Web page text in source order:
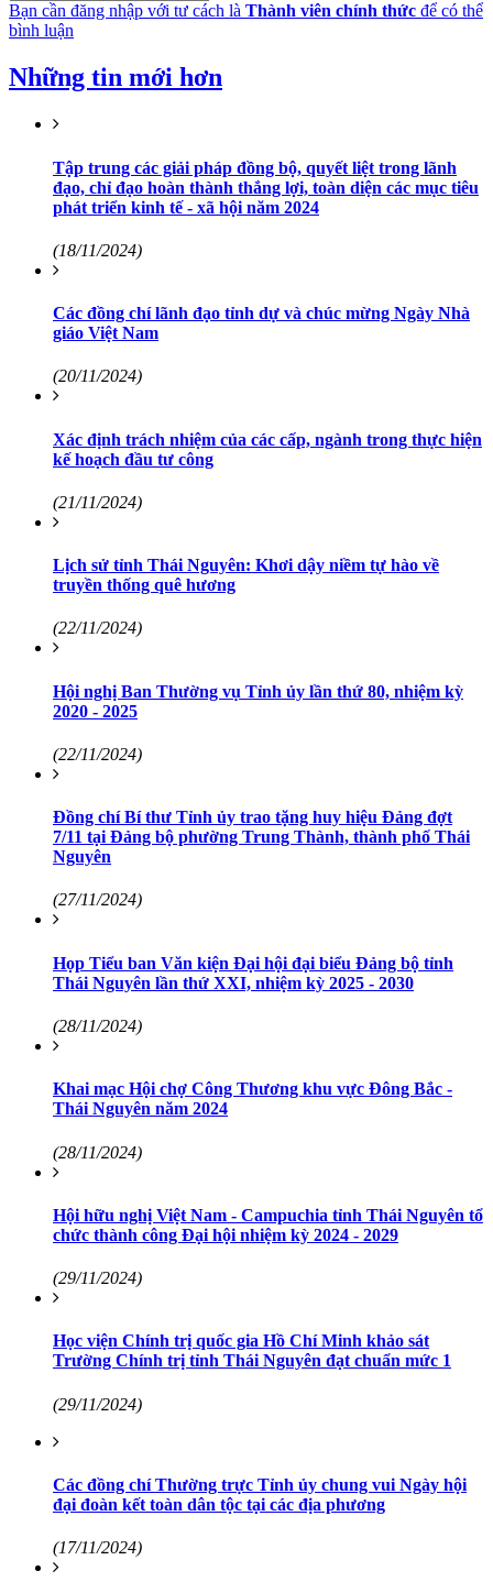
Bạn cần đăng nhập với tư cách là Thành viên chính thức để có thể
bình luận
Những tin mới hơn
Tập trung các giải pháp đồng bộ, quyết liệt trong lãnh
đạo, chỉ đạo hoàn thành thắng lợi, toàn diện các mục tiêu
phát triển kinh tế - xã hội năm 2024
(18/11/2024)
Các đồng chí lãnh đạo tỉnh dự và chúc mừng Ngày Nhà
giáo Việt Nam
(20/11/2024)
Xác định trách nhiệm của các cấp, ngành trong thực hiện
kế hoạch đầu tư công
(21/11/2024)
Lịch sử tỉnh Thái Nguyên: Khơi dậy niềm tự hào về
truyền thống quê hương
(22/11/2024)
Hội nghị Ban Thường vụ Tỉnh ủy lần thứ 80, nhiệm kỳ
2020 - 2025
(22/11/2024)
Đồng chí Bí thư Tỉnh ủy trao tặng huy hiệu Đảng đợt
7/11 tại Đảng bộ phường Trung Thành, thành phố Thái
Nguyên
(27/11/2024)
Họp Tiểu ban Văn kiện Đại hội đại biểu Đảng bộ tỉnh
Thái Nguyên lần thứ XXI, nhiệm kỳ 2025 - 2030
(28/11/2024)
Khai mạc Hội chợ Công Thương khu vực Đông Bắc -
Thái Nguyên năm 2024
(28/11/2024)
Hội hữu nghị Việt Nam - Campuchia tỉnh Thái Nguyên tổ
chức thành công Đại hội nhiệm kỳ 2024 - 2029
(29/11/2024)
Học viện Chính trị quốc gia Hồ Chí Minh khảo sát
Trường Chính trị tỉnh Thái Nguyên đạt chuẩn mức 1
(29/11/2024)
Các đồng chí Thường trực Tỉnh ủy chung vui Ngày hội
đại đoàn kết toàn dân tộc tại các địa phương
(17/11/2024)